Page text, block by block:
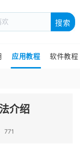
搜索
应用教程 软件教程
介绍
771